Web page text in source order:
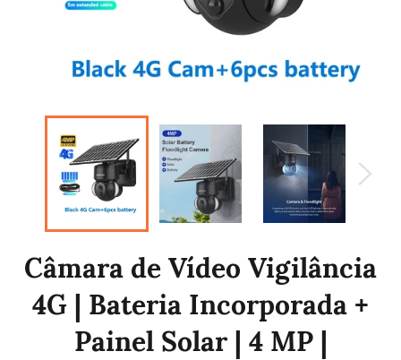
Câmara de Vídeo Vigilância
4G | Bateria Incorporada +
Painel Solar | 4 MP |